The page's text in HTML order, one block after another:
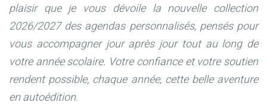
plaisir que je vous dévoile la nouvelle collection
2026/2027 des agendas personnalisés, pensés pour
vous accompagner jour après jour tout au long de
votre année scolaire. Votre confiance et votre soutien
rendent possible, chaque année, cette belle aventure
en autoédition.